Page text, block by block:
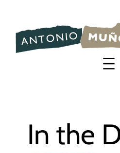
contenido
In the